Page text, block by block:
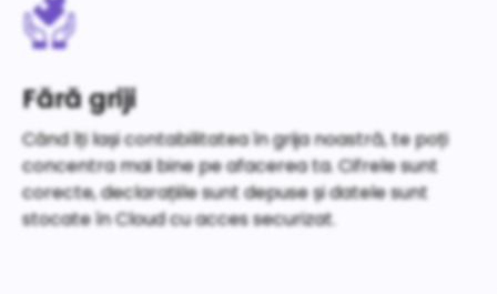
Fără griji
Când îți lași contabilitatea în grija noastră, te poți
concentra mai bine pe afacerea ta. Cifrele sunt
corecte, declarațiile sunt depuse și datele sunt
stocate în Cloud cu acces securizat.